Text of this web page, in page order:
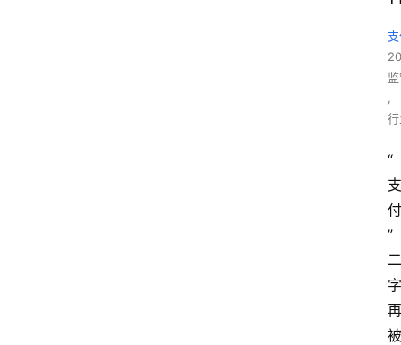
,
“
支
付
”
二
字
再
被